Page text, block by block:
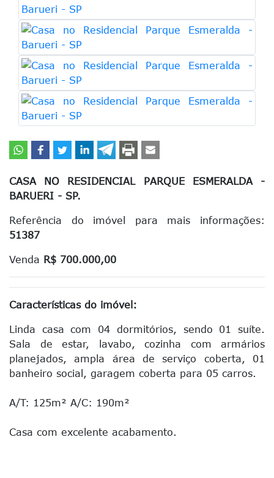
CASA NO RESIDENCIAL PARQUE ESMERALDA -
BARUERI - SP.
Referência do imóvel para mais informações:
51387
Venda R$ 700.000,00
Características do imóvel:
Linda casa com 04 dormitórios, sendo 01 suíte.
Sala de estar, lavabo, cozinha com armários
planejados, ampla área de serviço coberta, 01
banheiro social, garagem coberta para 05 carros.
A/T: 125m² A/C: 190m²
Casa com excelente acabamento.